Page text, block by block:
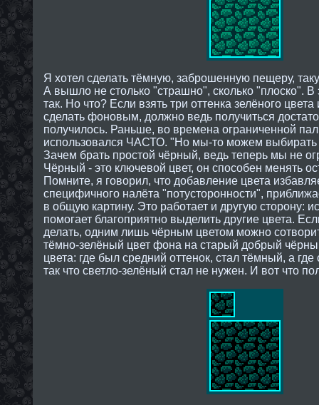
Я хотел сделать тёмную, заброшенную пещеру,
А вышло не столько "страшно", сколько "плоско". В
так. Но что? Если взять три оттенка зелёного
сделать фоновым, должно ведь получиться
получилось. Раньше, во времена ограниченной
использовался ЧАСТО. "Но мы-то можем выбирать
Зачем брать простой чёрный, ведь теперь мы не
Чёрный - это ключевой цвет, он способен менять
Помните, я говорил, что добавление цвета
cпецифичного налёта "потусторонности",
в общую картину. Это работает и другую сторону:
помогает благоприятно выделить другие цвета.
делать, одним лишь чёрным цветом можно
тёмно-зелёный цвет фона на старый добрый
цвета: где был средний оттенок, стал тёмный, а
так что светло-зелёный стал не нужен. И вот что